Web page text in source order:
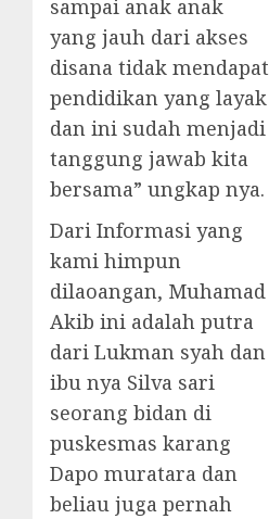
sampai anak anak
yang jauh dari akses
disana tidak mendapat
pendidikan yang layak
dan ini sudah menjadi
tanggung jawab kita
bersama” ungkap nya.
Dari Informasi yang
kami himpun
dilaoangan, Muhamad
Akib ini adalah putra
dari Lukman syah dan
ibu nya Silva sari
seorang bidan di
puskesmas karang
Dapo muratara dan
beliau juga pernah